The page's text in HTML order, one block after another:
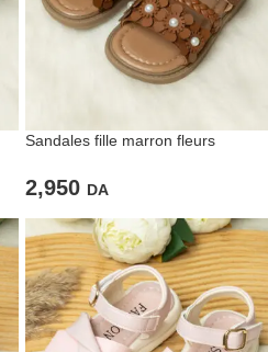
Sandales fille marron fleurs
2,950 DA